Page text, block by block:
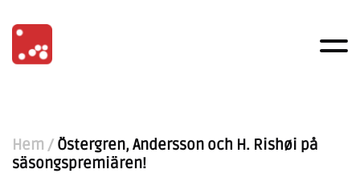
Hem / Östergren, Andersson och H. Rishøi på
säsongspremiären!